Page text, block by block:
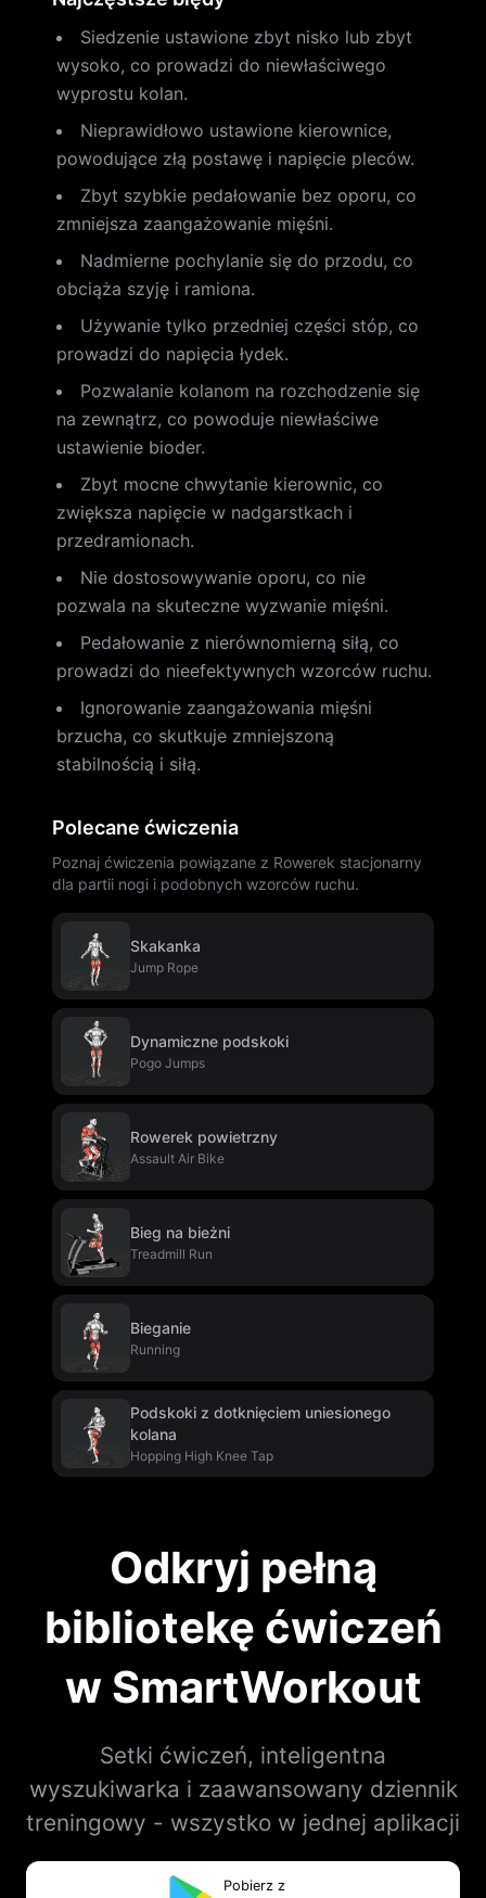
Siedzenie ustawione zbyt nisko lub zbyt
wysoko, co prowadzi do niewłaściwego
wyprostu kolan.
Nieprawidłowo ustawione kierownice,
powodujące złą postawę i napięcie pleców.
Zbyt szybkie pedałowanie bez oporu, co
zmniejsza zaangażowanie mięśni.
Nadmierne pochylanie się do przodu, co
obciąża szyję i ramiona.
Używanie tylko przedniej części stóp, co
prowadzi do napięcia łydek.
Pozwalanie kolanom na rozchodzenie się
na zewnątrz, co powoduje niewłaściwe
ustawienie bioder.
Zbyt mocne chwytanie kierownic, co
zwiększa napięcie w nadgarstkach i
przedramionach.
Nie dostosowywanie oporu, co nie
pozwala na skuteczne wyzwanie mięśni.
Pedałowanie z nierównomierną siłą, co
prowadzi do nieefektywnych wzorców ruchu.
Ignorowanie zaangażowania mięśni
brzucha, co skutkuje zmniejszoną
stabilnością i siłą.
Polecane ćwiczenia
Poznaj ćwiczenia powiązane z Rowerek stacjonarny
dla partii nogi i podobnych wzorców ruchu.
Skakanka
Jump Rope
Dynamiczne podskoki
Pogo Jumps
Rowerek powietrzny
Assault Air Bike
Bieg na bieżni
Treadmill Run
Bieganie
Running
Podskoki z dotknięciem uniesionego
kolana
Hopping High Knee Tap
Odkryj pełną
bibliotekę ćwiczeń
w SmartWorkout
Setki ćwiczeń, inteligentna
wyszukiwarka i zaawansowany dziennik
treningowy - wszystko w jednej aplikacji
Pobierz z